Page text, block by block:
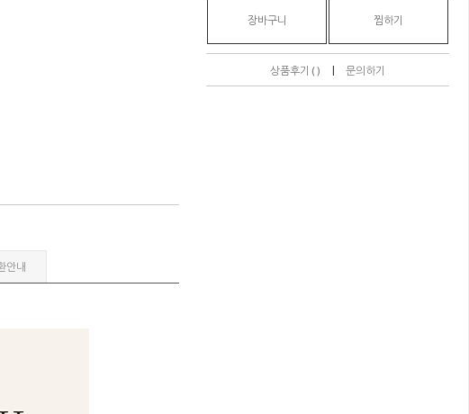
안내
장바구니 찜하기
상품후기 ( ) | 문의하기